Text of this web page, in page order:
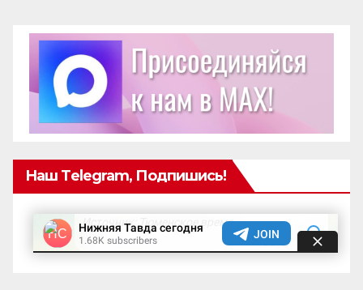
Наш Telegram, Подпишись!